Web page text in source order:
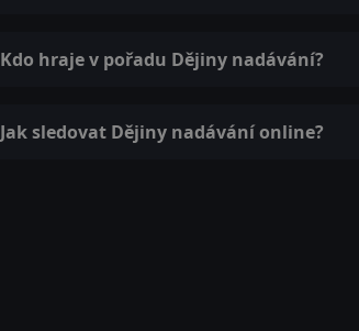
Kdo hraje v pořadu Dějiny nadávání?
Jak sledovat Dějiny nadávání online?